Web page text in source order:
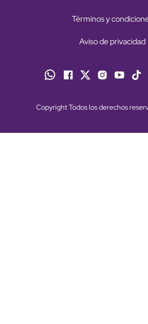
Términos y
Aviso de privacidad
Copyright Todos los derechos